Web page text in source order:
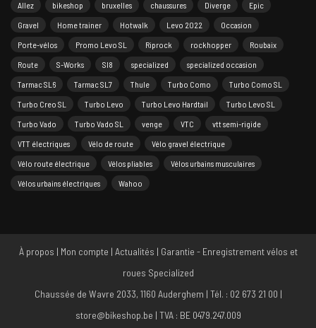
Allez bikeshop bruxelles chaussures Diverge
Epic
Gravel
Home trainer Hotwalk Levo 2022
Occasion
Porte-vélos
Promo Levo SL Riprock rockhopper
Roubaix
Route
S-Works Sl8 specialized
specialized occasion
Tarmac SL6
Tarmac SL7 Thule Turbo Como
Turbo Como SL
Turbo Creo SL
Turbo Levo Turbo Levo Hardtail
Turbo Levo SL
Turbo Vado
Turbo Vado SL venge VTC
vtt semi-rigide
VTT électriques
Vélo de route
Vélo gravel électrique
Vélo route électrique
Vélos pliables
Vélos urbains musculaires
Vélos urbains électriques
Wahoo
À propos | Mon compte | Actualités | Garantie - Enregistrement vélos et
roues Specialized
Chaussée de Wavre 2033, 1160 Auderghem | Tél. : 02 673 21 00 |
store@bikeshop.be | TVA : BE 0479.247.009